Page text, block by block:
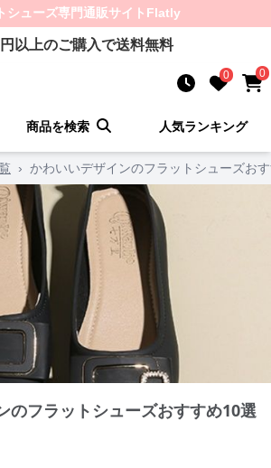
シューズ専門通販サイト Flatly
円以上のご購入で送料無料
0 0
商品を検索 人気ランキング
› かわいいデザインのフラットシューズお
のフラットシューズおすすめ10選